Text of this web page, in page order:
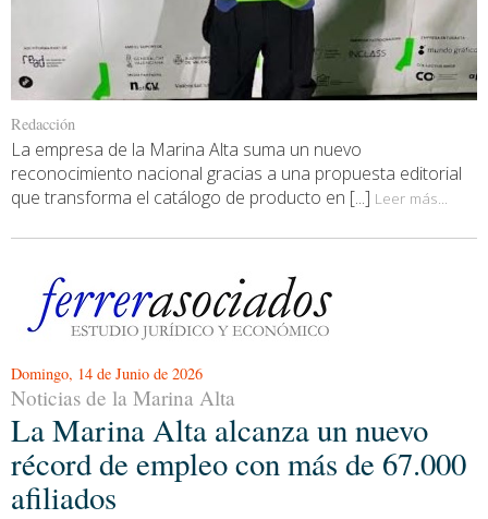
Redacción
La empresa de la Marina Alta suma un nuevo
reconocimiento nacional gracias a una propuesta editorial
que transforma el catálogo de producto en [...] Leer más...
Domingo, 14 de Junio de 2026
Noticias de la Marina Alta
La Marina Alta alcanza un nuevo
récord de empleo con más de 67.000
afiliados